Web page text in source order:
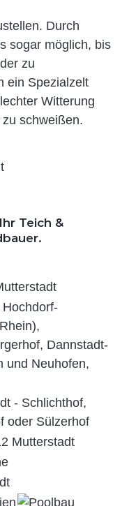
Durch
sogar möglich, bis
zu
ein Spezi­alzelt
Witterung
schweißen.
Teich &